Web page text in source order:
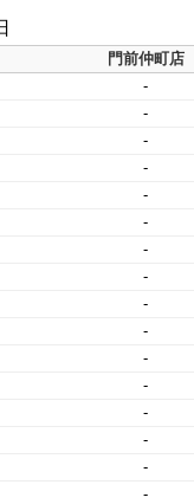
門前仲町店
-
-
-
-
-
-
-
-
-
-
-
-
-
-
-
-